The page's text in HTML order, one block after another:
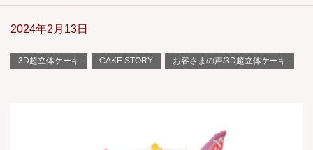
2024年2月13日
3D超立体ケーキ CAKE STORY お客さまの声/3D超立体ケーキ